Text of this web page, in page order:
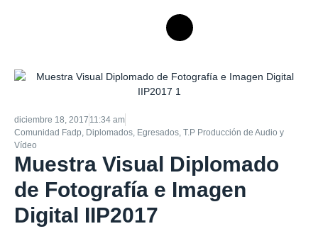
diciembre 18, 2017 11:34 am
Comunidad Fadp, Diplomados, Egresados, T.P Producción de Audio y
Vídeo
Muestra Visual Diplomado
de Fotografía e Imagen
Digital IIP2017